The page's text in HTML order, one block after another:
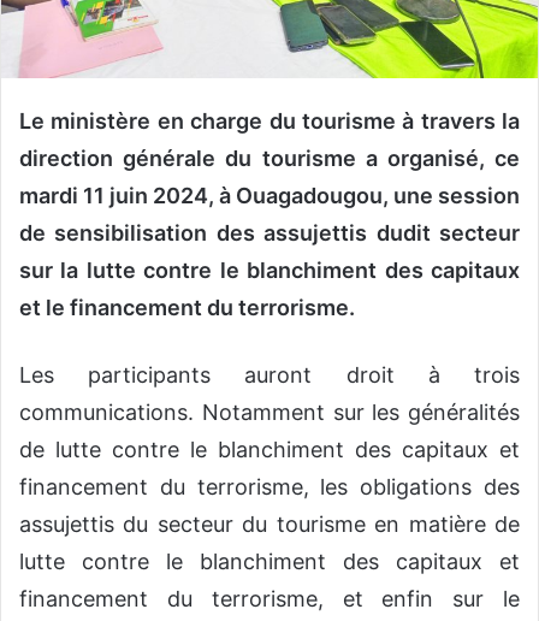
i
e
Le ministère en charge du tourisme à travers la
direction générale du tourisme a organisé, ce
mardi 11 juin 2024, à Ouagadougou, une session
de sensibilisation des assujettis dudit secteur
sur la lutte contre le blanchiment des capitaux
et le financement du terrorisme.
Les participants auront droit à trois
communications. Notamment sur les généralités
de lutte contre le blanchiment des capitaux et
financement du terrorisme, les obligations des
assujettis du secteur du tourisme en matière de
lutte contre le blanchiment des capitaux et
financement du terrorisme, et enfin sur le